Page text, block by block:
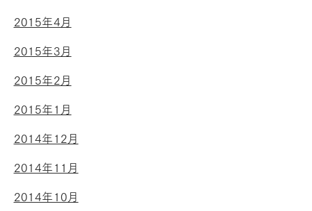
2015年4月
2015年3月
2015年2月
2015年1月
2014年12月
2014年11月
2014年10月